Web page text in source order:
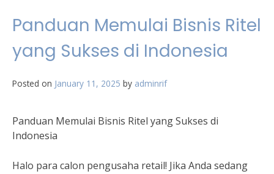
Panduan Memulai Bisnis Ritel
yang Sukses di Indonesia
Posted on January 11, 2025 by adminrif
Panduan Memulai Bisnis Ritel yang Sukses di
Indonesia
Halo para calon pengusaha retail! Jika Anda sedang